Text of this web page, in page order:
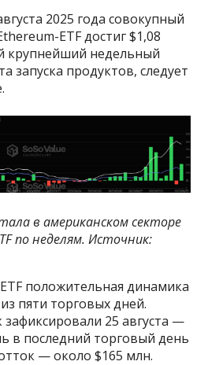
2025 года совокупный
ETF достиг $1,08
крупнейший недельный
запуска продуктов, следует
в американском секторе
по неделям. Источник:
положительная динамика
пяти торговых дней.
25 августа —
в последний торговый день
— около $165 млн.